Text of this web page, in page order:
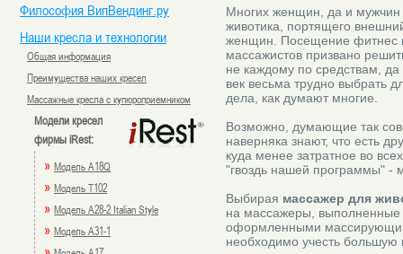
Философия ВипВендинг.ру
Наши кресла и технологии
Общая информация
Преимущества наших кресел
Массажные кресла с купюроприемником
Модели кресел
фирмы iRest:
» Модель A18Q
» Модель T102
» Модель A28-2 Italian Style
» Модель A31-1
Многих женщин, да и мужчин
животика, портящего
женщин. Посещение фитнес
массажистов призвано
не каждому по средствам,
век весьма трудно выбрать
дела, как думают многие.
Возможно, думающие так
наверняка знают, что есть
куда менее затратное во
"гвоздь нашей программы" -
Выбирая массажер для
на массажеры, выполненные
оформленными
необходимо учесть большую